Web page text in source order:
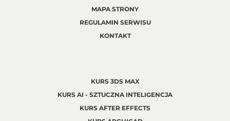
MAPA STRONY
REGULAMIN SERWISU
KONTAKT
KURS 3DS MAX
KURS AI - SZTUCZNA INTELIGENCJA
KURS AFTER EFFECTS